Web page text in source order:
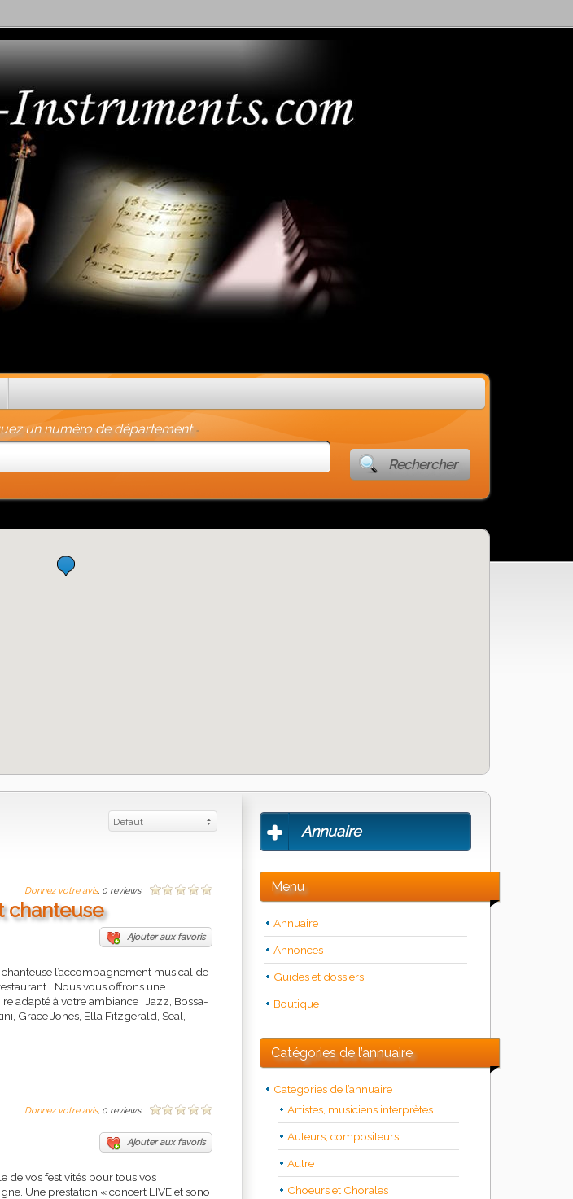
un numéro de département -
Rechercher
Défaut
Donnez votre avis, 0 reviews
chanteuse
Ajouter aux favoris
l’accompagnement musical de
Nous vous offrons une
adapté à votre ambiance : Jazz, Bossa-
Grace Jones, Ella Fitzgerald, Seal,
Donnez votre avis, 0 reviews
Ajouter aux favoris
de vos festivités pour tous vos
Une prestation « concert LIVE et sono
Annuaire
Menu
Annuaire
Annonces
Guides et dossiers
Boutique
Catégories de l’annuaire
Categories de l’annuaire
Artistes, musiciens interprètes
Auteurs, compositeurs
Autre
Choeurs et Chorales